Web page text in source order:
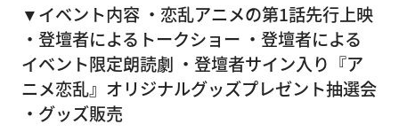
▼イベント内容 ・恋乱アニメの第1話先行上映
・登壇者によるトークショー ・登壇者による
イベント限定朗読劇 ・登壇者サイン入り『ア
ニメ恋乱』オリジナルグッズプレゼント抽選会
・グッズ販売